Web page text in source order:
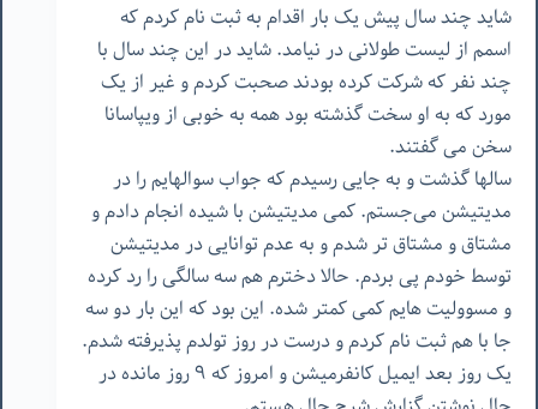
شاید چند سال پیش یک بار اقدام به ثبت نام کردم که
اسمم از لیست طولانی در نیامد. شاید در این چند سال با
چند نفر که شرکت کرده بودند صحبت کردم و غیر از یک
مورد که به او سخت گذشته بود همه به خوبی از ویپاسانا
سخن می گفتند.
سالها گذشت و به جایی رسیدم که جواب سوالهایم را در
مدیتیشن می‌جستم. کمی مدیتیشن با شیده انجام دادم و
مشتاق و مشتاق تر شدم و به عدم توانایی در مدیتیشن
توسط خودم پی بردم. حالا دخترم هم سه سالگی را رد کرده
و مسوولیت هایم کمی کمتر شده. این بود که این بار دو سه
جا با هم ثبت نام کردم و درست در روز تولدم پذیرفته شدم.
یک روز بعد ایمیل کانفرمیشن و امروز که ۹ روز مانده در